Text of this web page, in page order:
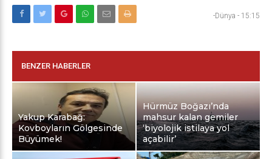
-Dünya - 15:15
BENZER HABERLER
Yakup Karabağ:
Kovboyların Gölgesinde
Büyümek!
Hürmüz Boğazı’nda
mahsur kalan gemiler
‘biyolojik istilaya yol
açabilir’